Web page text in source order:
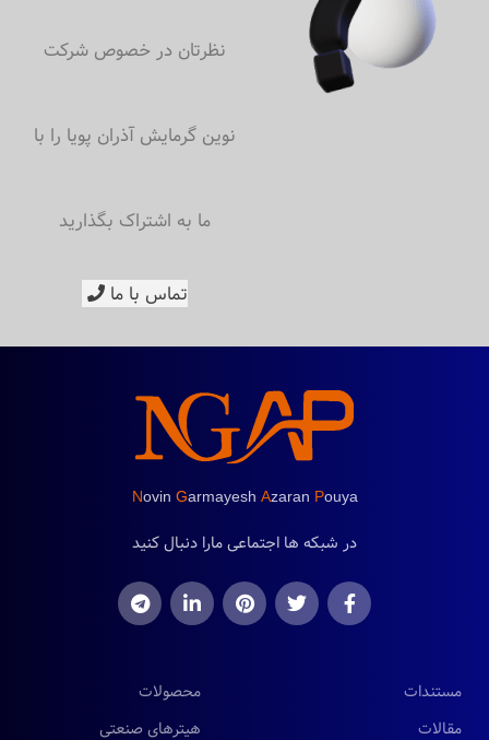
نظرتان در خصوص شرکت
نوین گرمایش آذران پویا را با
ما به اشتراک بگذارید
تماس با ما
Novin Garmayesh Azaran Pouya
در شبکه ها اجتماعی مارا دنبال کنید
مستندات
مقالات
محصولات
هیترهای صنعتی